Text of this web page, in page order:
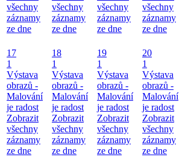
všechny
záznamy
ze dne
všechny
záznamy
ze dne
všechny
záznamy
ze dne
všechny
záznamy
ze dne
17
1
Výstava
obrazů -
Malování
je radost
Zobrazit
všechny
záznamy
ze dne
18
1
Výstava
obrazů -
Malování
je radost
Zobrazit
všechny
záznamy
ze dne
19
1
Výstava
obrazů -
Malování
je radost
Zobrazit
všechny
záznamy
ze dne
20
1
Výstava
obrazů -
Malování
je radost
Zobrazit
všechny
záznamy
ze dne